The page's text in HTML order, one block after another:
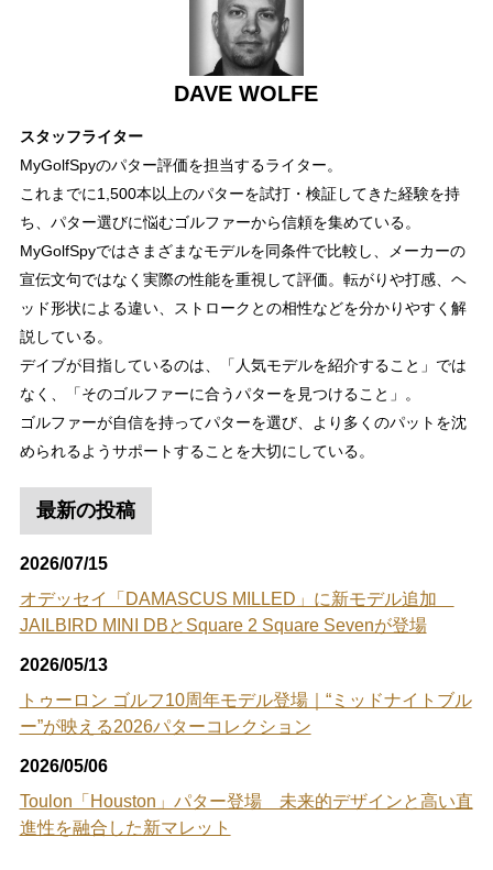
DAVE WOLFE
スタッフライター
MyGolfSpyのパター評価を担当するライター。
これまでに1,500本以上のパターを試打・検証してきた経験を持
ち、パター選びに悩むゴルファーから信頼を集めている。
MyGolfSpyではさまざまなモデルを同条件で比較し、メーカーの
宣伝文句ではなく実際の性能を重視して評価。転がりや打感、ヘ
ッド形状による違い、ストロークとの相性などを分かりやすく解
説している。
デイブが目指しているのは、「人気モデルを紹介すること」では
なく、「そのゴルファーに合うパターを見つけること」。
ゴルファーが自信を持ってパターを選び、より多くのパットを沈
められるようサポートすることを大切にしている。
最新の投稿
2026/07/15
オデッセイ「DAMASCUS MILLED」に新モデル追加
JAILBIRD MINI DBとSquare 2 Square Sevenが登場
2026/05/13
トゥーロン ゴルフ10周年モデル登場｜“ミッドナイトブル
ー”が映える2026パターコレクション
2026/05/06
Toulon「Houston」パター登場 未来的デザインと高い直
進性を融合した新マレット